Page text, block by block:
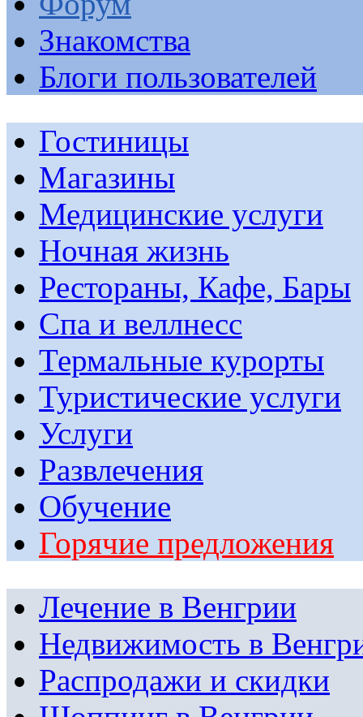
Знакомства
Блоги пользователей
Гостиницы
Магазины
Медицинские услуги
Ночная жизнь
Рестораны, Кафе, Бары
Спа и веллнесс
Термальные курорты
Туристические услуги
Услуги
Развлечения
Обучение
Горячие предложения
Лечение в Венгрии
Недвижимость в
Распродажи и скидки